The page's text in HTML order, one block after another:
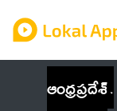
ఆంధ్రప్రదేశ్